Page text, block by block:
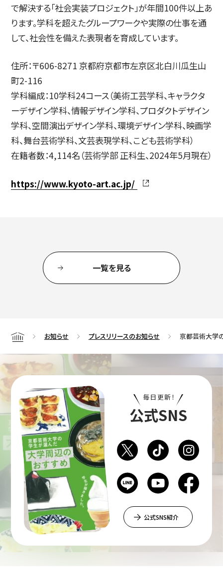
で解決する「社会実装プロジェクト」が年間100件以上あ
ります。学科を超えたグループワークや実際の仕事を通
して、社会性を備えた表現者を育成しています。
住所：〒606-8271 京都府京都市左京区北白川瓜生山
町2-116
学科編成：10学科24コース（美術工芸学科、キャラクタ
ーデザイン学科、情報デザイン学科、プロダクトデザイン
学科、空間演出デザイン学科、環境デザイン学科、映画学
科、舞台芸術学科、文芸表現学科、こども芸術学科）
在籍者数：4,114名（芸術学部 正科生、2024年5月現在）
https://www.kyoto-art.ac.jp/
一覧を見る
Home お知らせ プレスリリースのお知らせ 京都芸術大学
毎日更新！
公式SNS
公式SNS紹介